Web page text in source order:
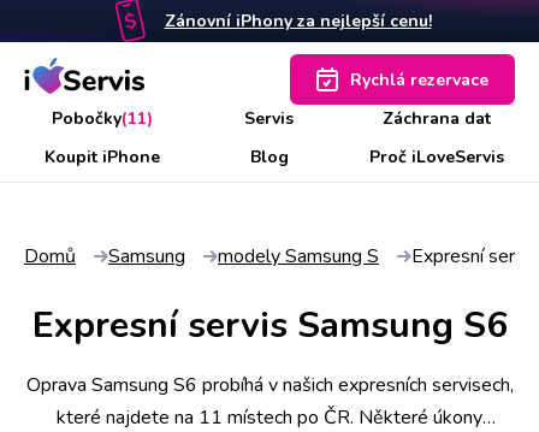
Zánovní iPhony za nejlepší cenu!
Pobočky(11) Servis
Záchrana dat
Koupit iPhone
Blog Proč iLoveServis
Rychlá rezervace
Domů Samsung modely Samsung S Expresní
Expresní servis Samsung S6
Oprava Samsung S6 probíhá v našich expresních servisech,
které najdete na 11 místech po ČR. Některé úkony